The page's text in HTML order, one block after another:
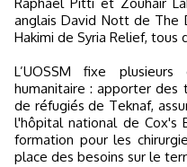
anglais David Nott de The
Hakimi de Syria Relief, tous
L’UOSSM fixe
humanitaire : apporter des
de réfugiés de Teknaf,
l'hôpital national de Cox's
formation pour les
place des besoins sur le